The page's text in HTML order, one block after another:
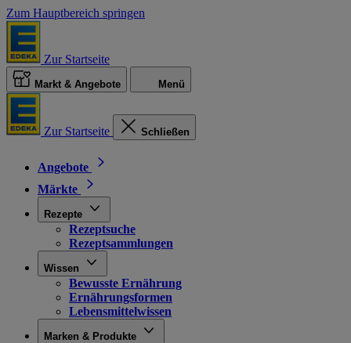
Zum Hauptbereich springen
Zur Startseite
Markt & Angebote Menü
Zur Startseite Schließen
Angebote
Märkte
Rezepte
Rezeptsuche
Rezeptsammlungen
Wissen
Bewusste Ernährung
Ernährungsformen
Lebensmittelwissen
Marken & Produkte